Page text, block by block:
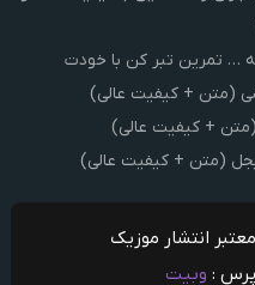
… تمرین تبر کن با خودت
(متن + کیفیت عالی)
+ کیفیت عالی)
(متن + کیفیت عالی)
انتشار موزیک
: وبیت